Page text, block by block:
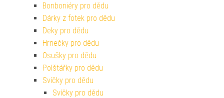
Bonboniéry pro dědu
Dárky z fotek pro dědu
Deky pro dědu
Hrnečky pro dědu
Osušky pro dědu
Polštářky pro dědu
Svíčky pro dědu
Svíčky pro dědu